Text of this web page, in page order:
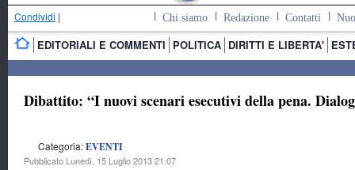
Condividi | Chi siamo Redazione Contatti
EDITORIALI E COMMENTI POLITICA DIRITTI E LIBERTA'
Dibattito: “I nuovi scenari esecutivi della pena.
Categoria:EVENTI
Pubblicato Lunedì, 15 Luglio 2013 21:07